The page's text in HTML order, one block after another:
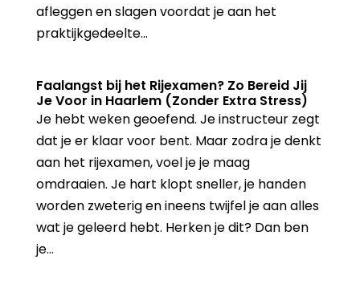
afleggen en slagen voordat je aan het
praktijkgedeelte...
Faalangst bij het Rijexamen? Zo Bereid Jij
Je Voor in Haarlem (Zonder Extra Stress)
Je hebt weken geoefend. Je instructeur zegt
dat je er klaar voor bent. Maar zodra je denkt
aan het rijexamen, voel je je maag
omdraaien. Je hart klopt sneller, je handen
worden zweterig en ineens twijfel je aan alles
wat je geleerd hebt. Herken je dit? Dan ben
je...